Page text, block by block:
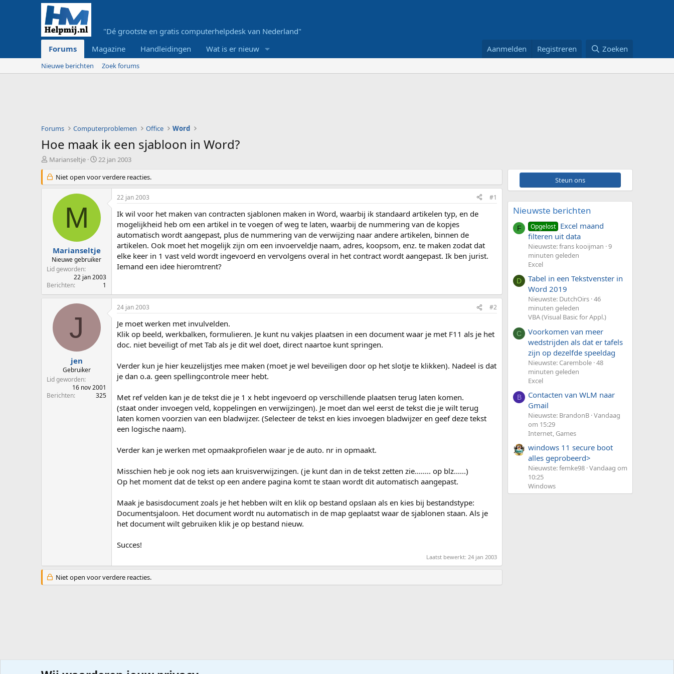
"Dé grootste en gratis computerhelpdesk van Nederland"
Forums
Magazine Handleidingen Wat is er nieuw Aanmelden Registreren Zoeken
Nieuwe berichten Zoek forums
Forums Computerproblemen Office Word
Hoe maak ik een sjabloon in Word?
O
d
e
r
e
r
Marianseltje
S
a
r
d
a
t
u
22 jan 2003
Niet open voor verdere reacties.
M
Marianseltje
Nieuwe gebruiker
Lid geworden
22 jan 2003
Berichten
1
22 jan 2003 #1
Ik wil voor het maken van contracten sjablonen maken in Word, waarbij ik standaard artikelen typ, en de
mogelijkheid heb om een artikel in te voegen of weg te laten, waarbij de nummering van de kopjes
automatisch wordt aangepast, plus de nummering van de verwijzing naar andere artikelen, binnen de
artikelen. Ook moet het mogelijk zijn om een invoerveldje naam, adres, koopsom, enz. te maken zodat dat
elke keer in 1 vast veld wordt ingevoerd en vervolgens overal in het contract wordt aangepast. Ik ben jurist.
Iemand een idee hieromtrent?
J
jen
Gebruiker
Lid geworden
16 nov 2001
Berichten
325
24 jan 2003 #2
Je moet werken met invulvelden.
Klik op beeld, werkbalken, formulieren. Je kunt nu vakjes plaatsen in een document waar je met F11 als je het
doc. niet beveiligt of met Tab als je dit wel doet, direct naartoe kunt springen.
Verder kun je hier keuzelijstjes mee maken (moet je wel beveiligen door op het slotje te klikken). Nadeel is dat
je dan o.a. geen spellingcontrole meer hebt.
Met ref velden kan je de tekst die je 1 x hebt ingevoerd op verschillende plaatsen terug laten komen.
(staat onder invoegen veld, koppelingen en verwijzingen). Je moet dan wel eerst de tekst die je wilt terug
laten komen voorzien van een bladwijzer. (Selecteer de tekst en kies invoegen bladwijzer en geef deze tekst
een logische naam).
Verder kan je werken met opmaakprofielen waar je de auto. nr in opmaakt.
Misschien heb je ook nog iets aan kruisverwijzingen. (je kunt dan in de tekst zetten zie........ op blz......)
Op het moment dat de tekst op een andere pagina komt te staan wordt dit automatisch aangepast.
Maak je basisdocument zoals je het hebben wilt en klik op bestand opslaan als en kies bij bestandstype:
Documentsjaloon. Het document wordt nu automatisch in de map geplaatst waar de sjablonen staan. Als je
het document wilt gebruiken klik je op bestand nieuw.
Succes!
Laatst bewerkt: 24 jan 2003
Niet open voor verdere reacties.
Steun ons
Nieuwste berichten
F Opgelost Excel maand
filteren uit data
Nieuwste: frans kooijman 9
minuten geleden
Excel
D
Tabel in een Tekstvenster in
Word 2019
Nieuwste: DutchOirs 46
minuten geleden
VBA (Visual Basic for Appl.)
C
Voorkomen van meer
wedstrijden als dat er tafels
zijn op dezelfde speeldag
Nieuwste: Carembole 48
minuten geleden
Excel
B
Contacten van WLM naar
Gmail
Nieuwste: BrandonB Vandaag
om 15:29
Internet, Games
windows 11 secure boot
alles geprobeerd>
Nieuwste: femke98 Vandaag om
10:25
Windows